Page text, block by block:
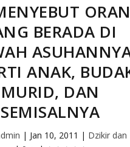
BERADA DI
ANAK,
MURID, DAN
SEMISALNYA
| Jan 10, 2011 | Dzikir dan